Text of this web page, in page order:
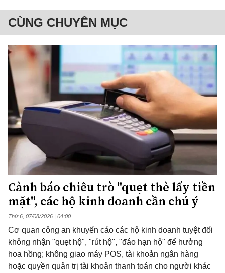
CÙNG CHUYÊN MỤC
Cảnh báo chiêu trò "quẹt thẻ lấy tiền
mặt", các hộ kinh doanh cần chú ý
Thứ 6, 07/08/2026 | 04:00
Cơ quan công an khuyến cáo các hộ kinh doanh tuyệt đối
không nhận "quẹt hộ", "rút hộ", "đáo hạn hộ" để hưởng
hoa hồng; không giao máy POS, tài khoản ngân hàng
hoặc quyền quản trị tài khoản thanh toán cho người khác